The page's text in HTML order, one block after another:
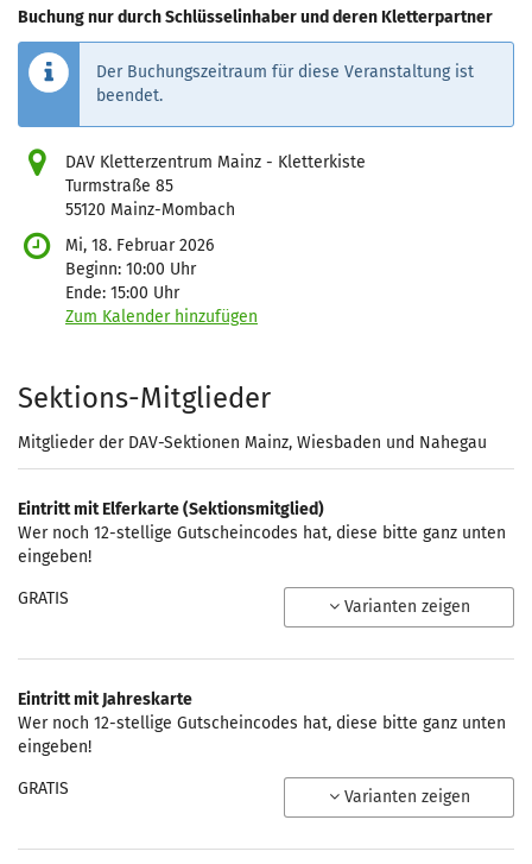
Buchung nur durch Schlüsselinhaber und deren Kletterpartner
Der Buchungszeitraum für diese Veranstaltung ist
beendet.
DAV Kletterzentrum Mainz - Kletterkiste
Turmstraße 85
55120 Mainz-Mombach
Mi, 18. Februar 2026
Beginn: 10:00 Uhr
Ende: 15:00 Uhr
Zum Kalender hinzufügen
Produkte
Sektions-Mitglieder
Mitglieder der DAV-Sektionen Mainz, Wiesbaden und Nahegau
Eintritt mit Elferkarte (Sektionsmitglied)
Wer noch 12-stellige Gutscheincodes hat, diese bitte ganz unten
eingeben!
GRATIS Varianten zeigen
Eintritt mit Jahreskarte
Wer noch 12-stellige Gutscheincodes hat, diese bitte ganz unten
eingeben!
GRATIS Varianten zeigen